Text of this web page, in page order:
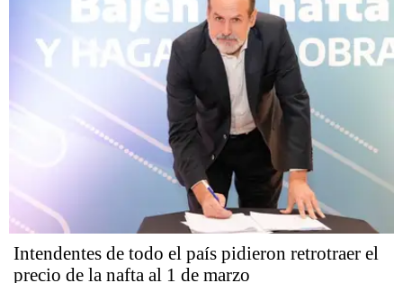
Intendentes de todo el país pidieron retrotraer el
precio de la nafta al 1 de marzo